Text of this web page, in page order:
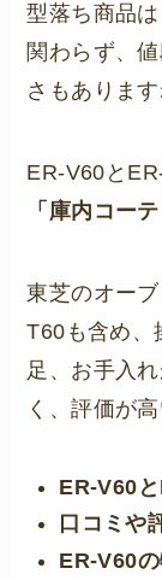
型落ち商品
関わらず、
さもあります
ER-V60と
「庫内コー
東芝のオー
T60も含め、
足、お手入
く、評価が高
ER-V60
口コミや
ER-V60